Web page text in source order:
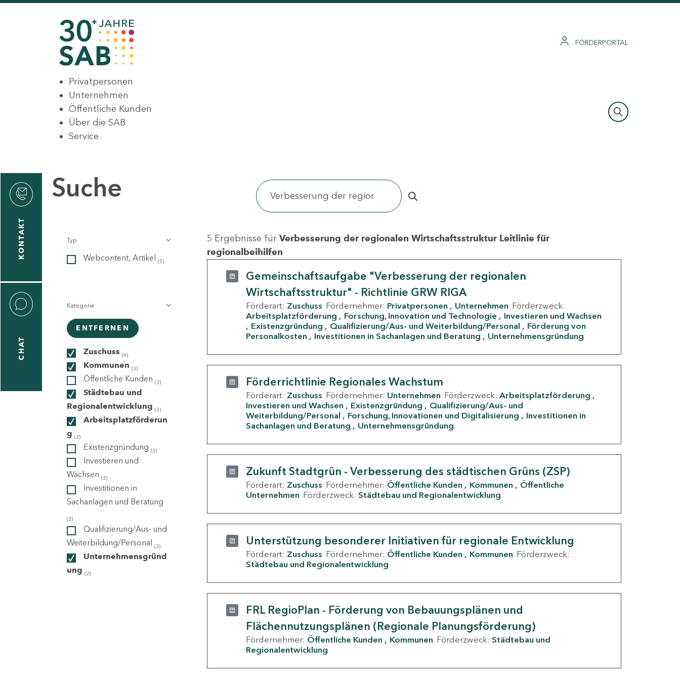
FÖRDERPORTAL
Privatpersonen
Unternehmen
Öffentliche Kunden
Über die SAB
Service
KONTAKT
CHAT
Suche
Typ
Webcontent, Artikel (5)
Kategorie
ENTFERNEN
Zuschuss (4)
Kommunen (3)
Öffentliche Kunden (3)
Städtebau und
Regionalentwicklung (3)
Arbeitsplatzförderun
g (2)
Existenzgründung (2)
Investieren und
Wachsen (2)
Investitionen in
Sachanlagen und Beratung
(2)
Qualifizierung/Aus- und
Weiterbildung/Personal (2)
Unternehmensgründ
ung (2)
5 Ergebnisse für Verbesserung der regionalen Wirtschaftsstruktur Leitlinie für
regionalbeihilfen
Gemeinschaftsaufgabe "Verbesserung der regionalen
Wirtschaftsstruktur" - Richtlinie GRW RIGA
Förderart: Zuschuss Fördernehmer: Privatpersonen Unternehmen Förderzweck:
Arbeitsplatzförderung
Forschung, Innovation und Technologie
Investieren und Wachsen
Existenzgründung
Qualifizierung/Aus- und Weiterbildung/Personal
Förderung von
Personalkosten
Investitionen in Sachanlagen und Beratung Unternehmensgründung
Förderrichtlinie Regionales Wachstum
Förderart: Zuschuss Fördernehmer: Unternehmen Förderzweck: Arbeitsplatzförderung
Investieren und Wachsen
Existenzgründung
Qualifizierung/Aus- und
Weiterbildung/Personal
Forschung, Innovationen und Digitalisierung
Investitionen in
Sachanlagen und Beratung
Unternehmensgründung
Zukunft Stadtgrün - Verbesserung des städtischen Grüns (ZSP)
Förderart: Zuschuss Fördernehmer: Öffentliche Kunden Kommunen
Öffentliche
Unternehmen Förderzweck: Städtebau und Regionalentwicklung
Unterstützung besonderer Initiativen für regionale Entwicklung
Förderart: Zuschuss Fördernehmer: Öffentliche Kunden Kommunen Förderzweck:
Städtebau und Regionalentwicklung
FRL RegioPlan - Förderung von Bebauungsplänen und
Flächennutzungsplänen (Regionale Planungsförderung)
Fördernehmer: Öffentliche Kunden Kommunen Förderzweck: Städtebau und
Regionalentwicklung